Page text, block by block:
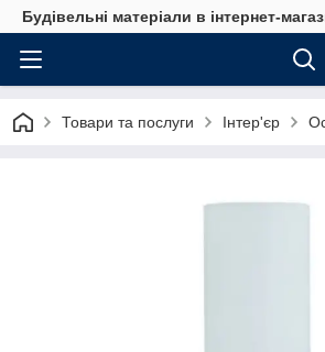
Будівельні матеріали в інтернет-
Товари та послуги Інтер'єр